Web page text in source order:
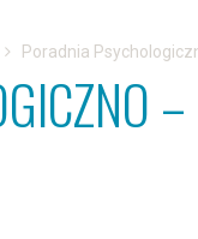
Poradnia